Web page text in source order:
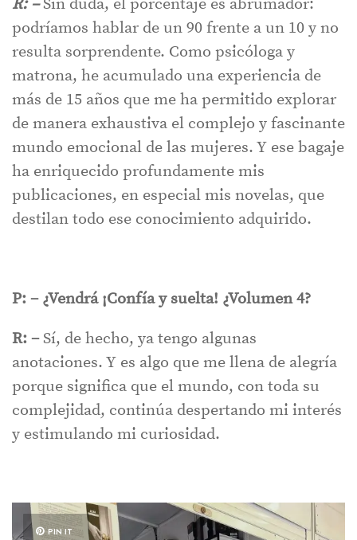
R: –Sin duda, el porcentaje es abrumador:
podríamos hablar de un 90 frente a un 10 y no
resulta sorprendente. Como psicóloga y
matrona, he acumulado una experiencia de
más de 15 años que me ha permitido explorar
de manera exhaustiva el complejo y fascinante
mundo emocional de las mujeres. Y ese bagaje
ha enriquecido profundamente mis
publicaciones, en especial mis novelas, que
destilan todo ese conocimiento adquirido.
P: – ¿Vendrá ¡Confía y suelta! ¿Volumen 4?
R: –Sí, de hecho, ya tengo algunas
anotaciones. Y es algo que me llena de alegría
porque significa que el mundo, con toda su
complejidad, continúa despertando mi interés
y estimulando mi curiosidad.
PIN IT